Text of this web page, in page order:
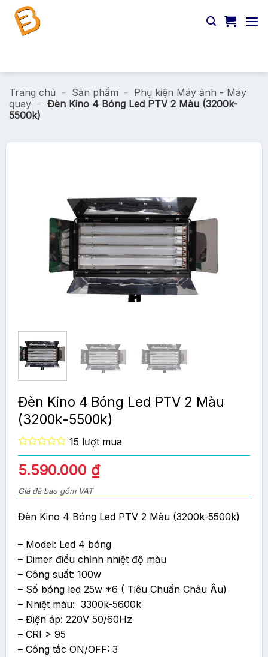
Chuyển
đến
Trang chủ - Sản phẩm - Phụ kiện Máy ảnh - Máy
quay - Đèn Kino 4 Bóng Led PTV 2 Màu (3200k-
5500k)
Đèn Kino 4 Bóng Led PTV 2 Màu
(3200k-5500k)
0
out
of
15 lượt mua
Giá
gốc
là:
6.590.000 ₫.
5.590.000 ₫Giá
hiện
tại
là:
Giá đã bao gồm VAT
Đèn Kino 4 Bóng Led PTV 2 Màu (3200k-5500k)
– Model: Led 4 bóng
– Dimer điều chỉnh nhiệt độ màu
– Công suất: 100w
– Số bóng led 25w *6 ( Tiêu Chuẩn Châu Âu)
– Nhiệt màu: 3300k-5600k
– Điện áp: 220V 50/60Hz
– CRI > 95
– Công tắc ON/OFF: 3